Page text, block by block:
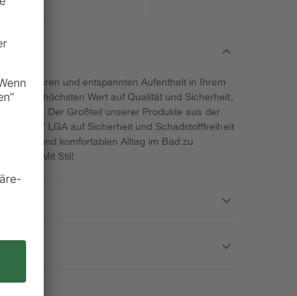
sicheren und entspannten Aufenthalt in Ihrem
wir höchsten Wert auf Qualität und Sicherheit,
Der Großteil unserer Produkte aus der
/ LGA auf Sicherheit und Schadstofffreiheit
und komfortablen Alltag im Bad zu
Mit Stil!